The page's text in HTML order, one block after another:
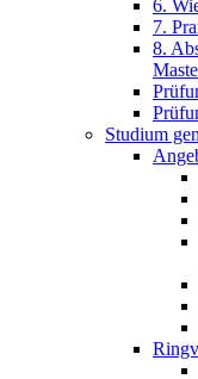
6.
7.
8.
Studium